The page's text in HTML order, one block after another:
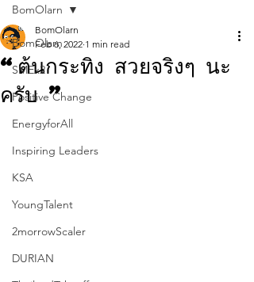
BomOlarn
SMEx2
Positive Change
EnergyforAll
Inspiring Leaders
KSA
YoungTalent
2morrowScaler
DURIAN
BomOlarn
“ต้นกระทิง สวยจริงๆ นะ
ครับ ”
BomOlarn
Feb 6, 2022 1 min read